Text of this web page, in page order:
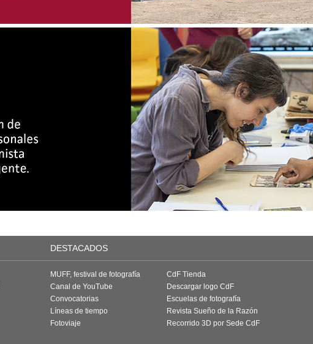
DESTACADOS
MUFF, festival de fotografía
Canal de YouTube
Convocatorias
Líneas de tiempo
Fotoviaje
CdF Tienda
Descargar logo CdF
Escuelas de fotografía
Revista Sueño de la Razón
Recorrido 3D por Sede CdF